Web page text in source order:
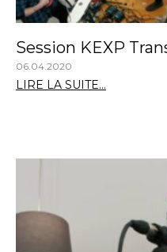
Session KEXP
06.04.2020
LIRE LA SUITE...